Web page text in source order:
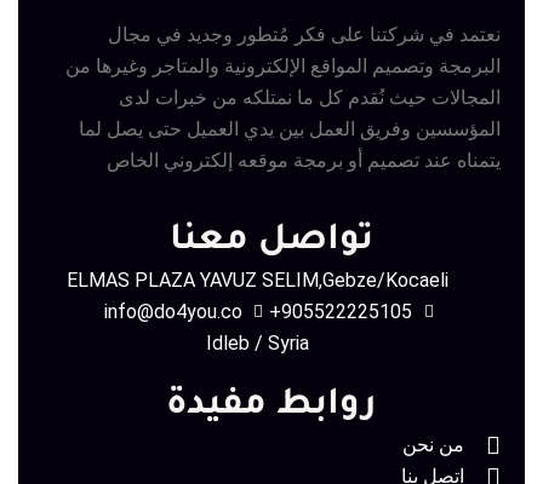
نعتمد في شركتنا على فكر مُتطور وجديد في مجال
البرمجة وتصميم المواقع الإلكترونية والمتاجر وغيرها من
المجالات حيث نُقدم كل ما نمتلكه من خبرات لدى
المؤسسين وفريق العمل بين يدي العميل حتى يصل لما
يتمناه عند تصميم أو برمجة موقعه إلكتروني الخاص
تواصل معنا
ELMAS PLAZA YAVUZ SELIM,Gebze/Kocaeli
905522225105+
info@do4you.co
Idleb / Syria
روابط مفيدة
من نحن
اتصل بنا